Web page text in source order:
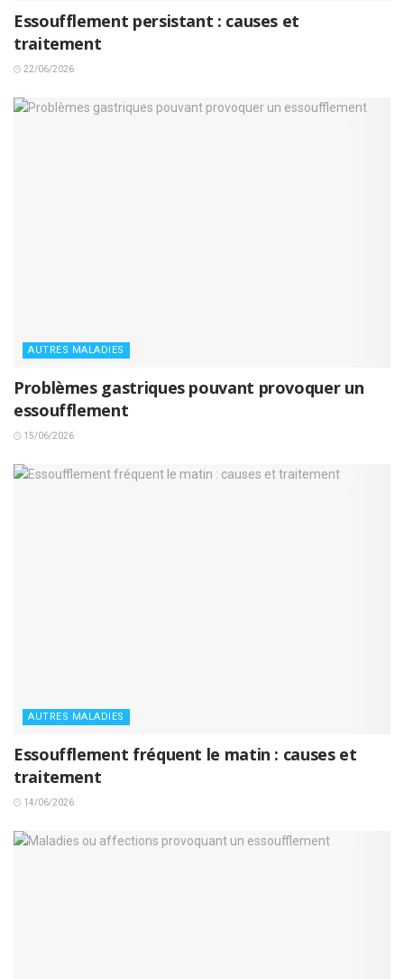
Essoufflement persistant : causes et
traitement
22/06/2026
AUTRES MALADIES
Problèmes gastriques pouvant provoquer un
essoufflement
15/06/2026
AUTRES MALADIES
Essoufflement fréquent le matin : causes et
traitement
14/06/2026